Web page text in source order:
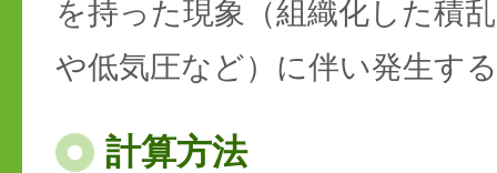
を持った現象（組織化した積
や低気圧など）に伴い発生す
計算方法